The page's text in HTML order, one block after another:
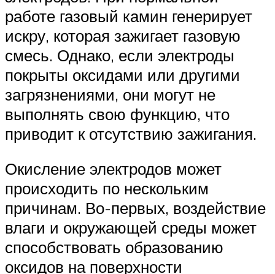
работе газовый камин генерирует
искру, которая зажигает газовую
смесь. Однако, если электроды
покрыты оксидами или другими
загрязнениями, они могут не
выполнять свою функцию, что
приводит к отсутствию зажигания.
Окисление электродов может
происходить по нескольким
причинам. Во-первых, воздействие
влаги и окружающей среды может
способствовать образованию
оксидов на поверхности